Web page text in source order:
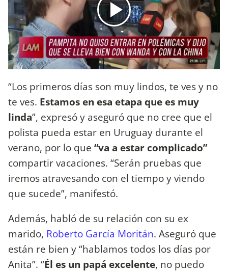
“Los primeros días son muy lindos, te ves y no
te ves. Estamos en esa etapa que es muy
linda”, expresó y aseguró que no cree que el
polista pueda estar en Uruguay durante el
verano, por lo que “va a estar complicado”
compartir vacaciones. “Serán pruebas que
iremos atravesando con el tiempo y viendo
que sucede”, manifestó.
Además, habló de su relación con su ex
marido, Roberto García Moritán. Aseguró que
están re bien y “hablamos todos los días por
Anita”. “Él es un papá excelente, no puedo